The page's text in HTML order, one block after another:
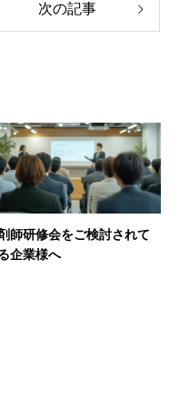
次の記事
師研修会をご検討されて
企業様へ